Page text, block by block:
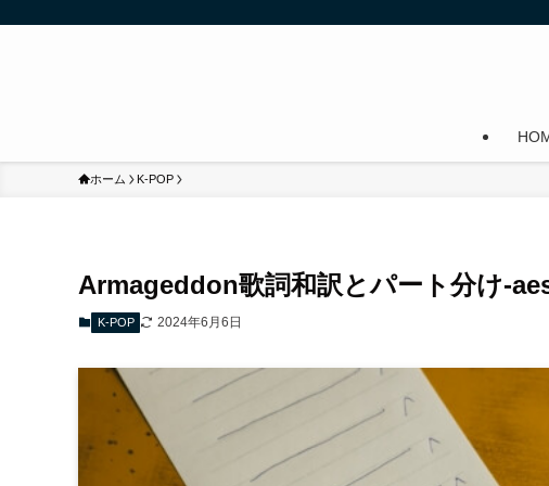
ホーム K-POP
Armageddon歌詞和訳とパート分け-
K-POP 2024年6月6日